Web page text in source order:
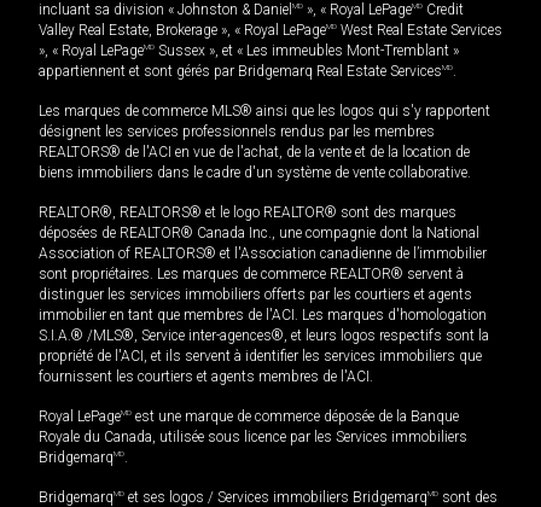
incluant sa division « Johnston & Daniel MD », « Royal LePageMD Credit
Valley Real Estate, Brokerage », « Royal LePageMD West Real Estate Services
», « Royal LePageMD Sussex », et « Les immeubles Mont-Tremblant »
appartiennent et sont gérés par Bridgemarq Real Estate ServicesMD.
Les marques de commerce MLS® ainsi que les logos qui s'y rapportent
désignent les services professionnels rendus par les membres
REALTORS® de l'ACI en vue de l'achat, de la vente et de la location de
biens immobiliers dans le cadre d'un système de vente collaborative.
REALTOR®, REALTORS® et le logo REALTOR® sont des marques
déposées de REALTOR® Canada Inc., une compagnie dont la National
Association of REALTORS® et l'Association canadienne de l’immobilier
sont propriétaires. Les marques de commerce REALTOR® servent à
distinguer les services immobiliers offerts par les courtiers et agents
immobilier en tant que membres de l'ACI. Les marques d'homologation
S.I.A.® /MLS®, Service inter-agences®, et leurs logos respectifs sont la
propriété de l'ACI, et ils servent à identifier les services immobiliers que
fournissent les courtiers et agents membres de l'ACI.
Royal LePageMD est une marque de commerce déposée de la Banque
Royale du Canada, utilisée sous licence par les Services immobiliers
BridgemarqMD.
BridgemarqMD et ses logos / Services immobiliers BridgemarqMD sont des